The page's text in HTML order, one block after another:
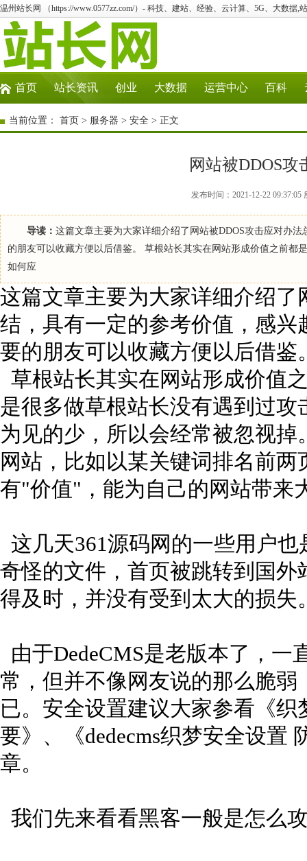
温州站长网 （https://www.0577zz.com/）- 科技、建站、经验、云计算、5G、大数据,
首页 站长资讯 创业 大数据 运营中心 百科
当前位置： 首页 > 服务器 > 安全 > 正文
网站被DDOS
发布时间：2021-12-22
导读： 这篇文章主要为大家详细介绍了网站被DDOS攻击应对办
的朋友可以收藏方便以后借鉴。 草根站长其实在网站形成价值之前都
如何应
这篇文章主要为大家详细介绍了
结，具有一定的参考价值，感
要的朋友可以收藏方便以后借鉴
草根站长其实在网站形成价值
是很多做草根站长没有遇到过
为见的少，所以会经常被忽视
网站，比如以某关键词排名前
有"价值"，能为自己的网站带来
这几天361源码网的一些用户
奇怪的文件，首页被跳转到国
得及时，并没有受到太大的损失
由于DedeCMS是老版本了，
常，但并不像网友说的那么脆
已。安全设置建议大家参看《织
要》、《dedecms织梦安全设置
章。
我们先来看看黑客一般是怎么